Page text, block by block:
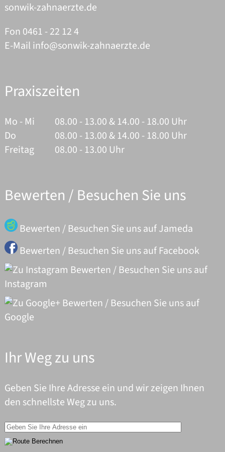
sonwik-zahnaerzte.de
Fon 0461 - 22 12 4
E-Mail info@sonwik-zahnaerzte.de
Praxiszeiten
Mo - Mi
08.00 - 13.00 & 14.00 - 18.00 Uhr
Do
08.00 - 13.00 & 14.00 - 18.00 Uhr
Freitag
08.00 - 13.00 Uhr
Bewerten / Besuchen Sie uns
Bewerten / Besuchen Sie uns auf Jameda
Bewerten / Besuchen Sie uns auf Facebook
Bewerten / Besuchen Sie uns auf
Instagram
Bewerten / Besuchen Sie uns auf
Google
Ihr Weg zu uns
Geben Sie Ihre Adresse ein und wir zeigen Ihnen
den schnellste Weg zu uns.